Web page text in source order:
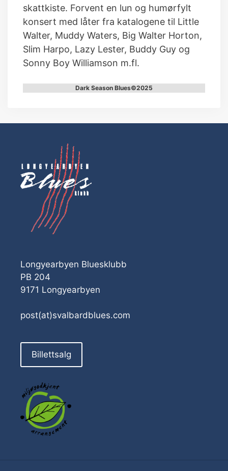
skattkiste. Forvent en lun og humørfylt
konsert med låter fra katalogene til Little
Walter, Muddy Waters, Big Walter Horton,
Slim Harpo, Lazy Lester, Buddy Guy og
Sonny Boy Williamson m.fl.
Dark Season Blues©2025
Longyearbyen Bluesklubb
PB 204
9171 Longyearbyen
post(at)svalbardblues.com
Billettsalg